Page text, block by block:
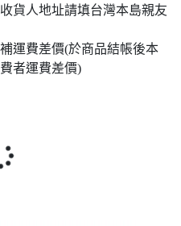
貨人地址請填台灣本島親友
運費差價(於商品結帳後本
者運費差價)